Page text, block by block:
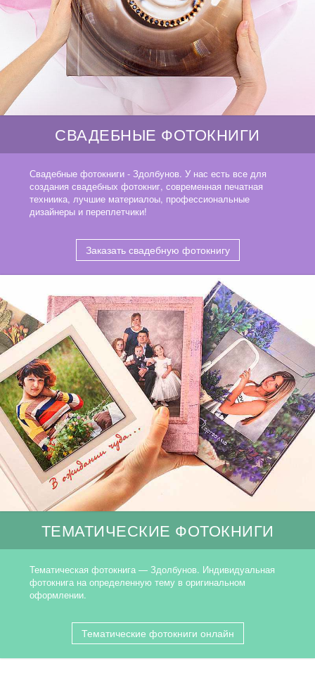
СВАДЕБНЫЕ ФОТОКНИГИ
Свадебные фотокниги - Здолбунов. У нас есть все для
создания свадебных фотокниг, современная печатная
техниика, лучшие материалоы, профессиональные
дизайнеры и переплетчики!
Заказать свадебную фотокнигу
ТЕМАТИЧЕСКИЕ ФОТОКНИГИ
Тематическая фотокнига — Здолбунов. Индивидуальная
фотокнига на определенную тему в оригинальном
оформлении.
Тематические фотокниги онлайн